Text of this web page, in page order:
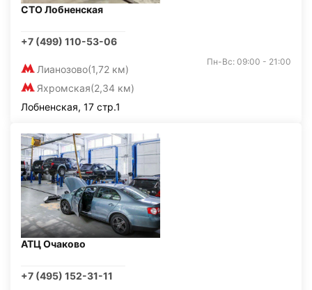
СТО Лобненская
+7 (499) 110-53-06
Лианозово(1,72 км)
Яхромская(2,34 км)
Пн-Вс: 09:00 - 21:00
Лобненская, 17 стр.1
АТЦ Очаково
+7 (495) 152-31-11